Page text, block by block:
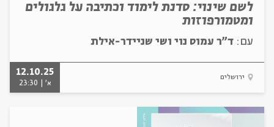
לשם שינוי: סדנת לימוד וכתיבה על גלגולים
ומטמורפוזות
עם: ד"ר עמוס נוי ושי שניידר-אילת
ירושלים
12.10.25
א' | 23:30